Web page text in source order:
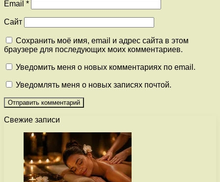
Email *
Сайт
Сохранить моё имя, email и адрес сайта в этом
браузере для последующих моих комментариев.
Уведомить меня о новых комментариях по email.
Уведомлять меня о новых записях почтой.
Свежие записи